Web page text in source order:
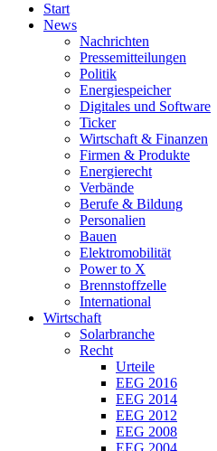
Start
News
Nachrichten
Pressemitteilungen
Politik
Energiespeicher
Digitales und Software
Ticker
Wirtschaft & Finanzen
Firmen & Produkte
Energierecht
Verbände
Berufe & Bildung
Personalien
Bauen
Elektromobilität
Power to X
Brennstoffzelle
International
Wirtschaft
Solarbranche
Recht
Urteile
EEG 2016
EEG 2014
EEG 2012
EEG 2008
EEG 2004